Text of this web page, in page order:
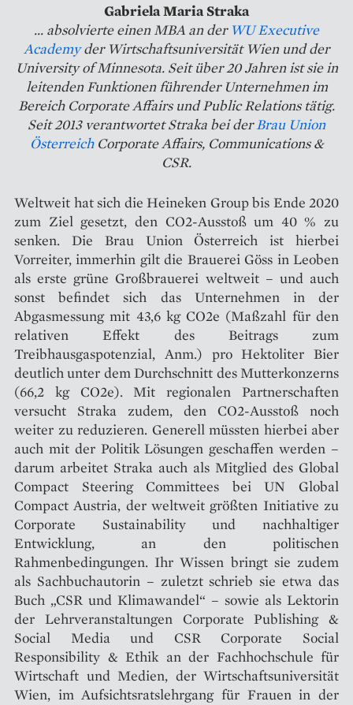
Gabriela Maria Straka
... absolvierte einen MBA an der WU Executive
Academyder Wirtschaftsuniversität Wien und der
University of Minnesota. Seit über 20 Jahren ist sie in
leitenden Funktionen führender Unternehmen im
Bereich Corporate Affairs und Public Relations tätig.
Seit 2013 verantwortet Straka bei derBrau Union
ÖsterreichCorporate Affairs, Communications &
CSR.
Weltweit hat sich die Heineken Group bis Ende 2020
zum Ziel gesetzt, den CO2-Ausstoß um 40 % zu
senken. Die Brau Union Österreich ist hierbei
Vorreiter, immerhin gilt die Brauerei Göss in Leoben
als erste grüne Großbrauerei weltweit – und auch
sonst befindet sich das Unternehmen in der
Abgasmessung mit 43,6 kg CO2e (Maßzahl für den
relativen Effekt des Beitrags zum
Treibhausgaspotenzial, Anm.) pro Hektoliter Bier
deutlich unter dem Durchschnitt des Mutterkonzerns
(66,2 kg CO2e). Mit regionalen Partnerschaften
versucht Straka zudem, den CO2-Ausstoß noch
weiter zu reduzieren. Generell müssten hierbei aber
auch mit der Politik Lösungen geschaffen werden –
darum arbeitet Straka auch als Mitglied des Global
Compact Steering Committees bei UN Global
Compact Austria, der weltweit größten Initiative zu
Corporate Sustainability und nachhaltiger
Entwicklung, an den politischen
Rahmenbedingungen. Ihr Wissen bringt sie zudem
als Sachbuchautorin – zuletzt schrieb sie etwa das
Buch „CSR und Klimawandel“ – sowie als Lektorin
der Lehrveranstaltungen Corporate Publishing &
Social Media und CSR Corporate Social
Responsibility & Ethik an der Fachhochschule für
Wirtschaft und Medien, der Wirtschaftsuniversität
Wien, im Aufsichtsratslehrgang für Frauen in der